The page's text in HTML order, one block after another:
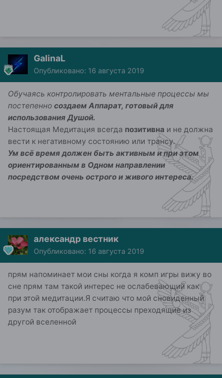
GalinaL
Опубликовано: 16 августа 2019
Обучаясь контролировать ментальные процессы мы
постепенно создаем Аппарат, готовый для
использования Душой.
Настоящая Медитация всегда позитивна и не должна
вести к негативному состоянию или трансу.
Ум всё время должен быть активным и при этом
ориентированным в Одном направлении
посредством очень острого и живого интереса.
александр вестник
Опубликовано: 16 августа 2019
прям напоминает мои сны когда я комп игры вижу во
сне прям там такой интерес не ослабевающий как
при этой медитации.Я считаю что мой сновиденный
разум так отображает процессы преходящие из
другой вселенной